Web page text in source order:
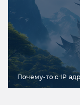
Почему-то с IP